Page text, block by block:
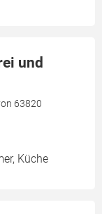
und
63820
Küche